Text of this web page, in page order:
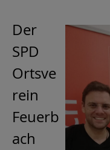
Der
SPD
Ortsve
rein
Feuerb
ach